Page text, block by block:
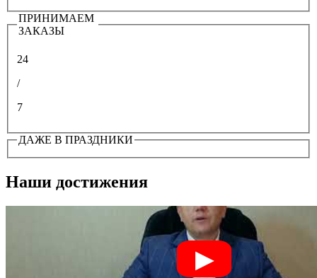
ПРИНИМАЕМ
ЗАКАЗЫ
24
/
7
ДАЖЕ В ПРАЗДНИКИ
Наши достижения